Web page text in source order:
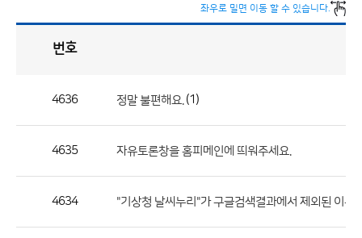
좌우로 밀면 이동 할 수 있습니다.
론
번호
4636 정말 불편해요. (1)
4635 자유토론창을 홈피메인에 띄워주세요.
4634 "기상청 날씨누리"가 구글검색결과에서 제외된 이유